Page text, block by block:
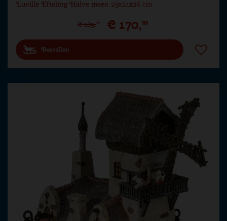
Luville Efteling Halve maen 29x21x26 cm
€ 189,99 € 170,99
Bestellen